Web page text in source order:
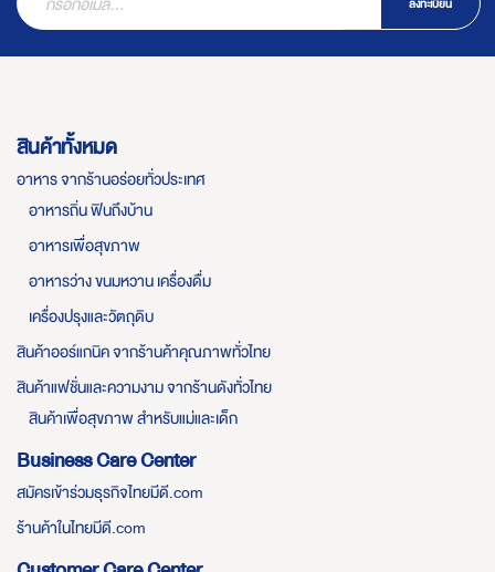
สินค้าทั้งหมด
อาหาร จากร้านอร่อยทั่วประเทศ
อาหารถิ่น ฟินถึงบ้าน
อาหารเพื่อสุขภาพ
อาหารว่าง ขนมหวาน เครื่องดื่ม
เครื่องปรุงและวัตถุดิบ
สินค้าออร์แกนิค จากร้านค้าคุณภาพทั่วไทย
สินค้าแฟชั่นและความงาม จากร้านดังทั่วไทย
สินค้าเพื่อสุขภาพ สำหรับแม่และเด็ก
Business Care Center
สมัครเข้าร่วมธุรกิจไทยมีดี.com
ร้านค้าในไทยมีดี.com